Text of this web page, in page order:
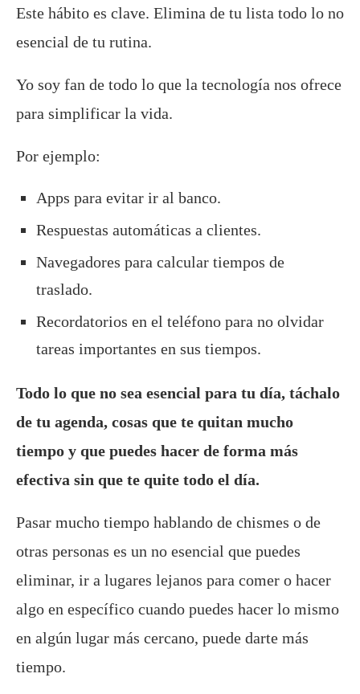
Este hábito es clave. Elimina de tu lista todo lo no
esencial de tu rutina.
Yo soy fan de todo lo que la tecnología nos ofrece
para simplificar la vida.
Por ejemplo:
Apps para evitar ir al banco.
Respuestas automáticas a clientes.
Navegadores para calcular tiempos de
traslado.
Recordatorios en el teléfono para no olvidar
tareas importantes en sus tiempos.
Todo lo que no sea esencial para tu día, táchalo
de tu agenda, cosas que te quitan mucho
tiempo y que puedes hacer de forma más
efectiva sin que te quite todo el día.
Pasar mucho tiempo hablando de chismes o de
otras personas es un no esencial que puedes
eliminar, ir a lugares lejanos para comer o hacer
algo en específico cuando puedes hacer lo mismo
en algún lugar más cercano, puede darte más
tiempo.